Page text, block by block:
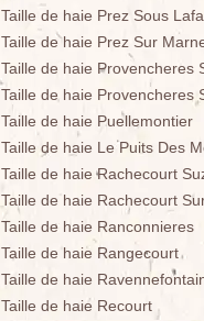
Taille de haie Prez Sous
Taille de haie Prez Sur
Taille de haie Provencheres
Taille de haie Provencheres
Taille de haie Puellemontier
Taille de haie Le Puits Des
Taille de haie Rachecourt
Taille de haie Rachecourt
Taille de haie Ranconnieres
Taille de haie Rangecourt
Taille de haie
Taille de haie Recourt